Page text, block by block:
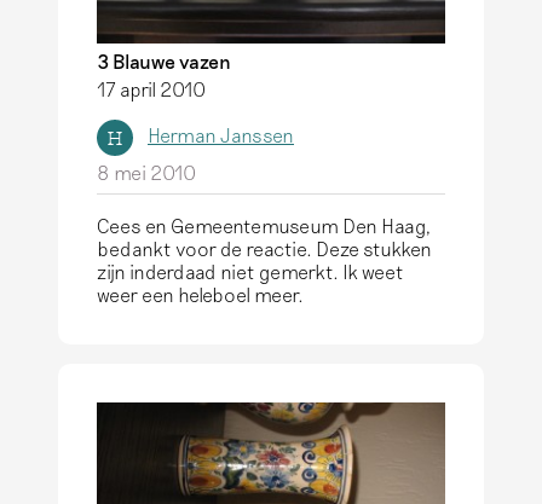
3 Blauwe vazen
17 april 2010
H
Herman Janssen
8 mei 2010
Cees en Gemeentemuseum Den Haag,
bedankt voor de reactie. Deze stukken
zijn inderdaad niet gemerkt. Ik weet
weer een heleboel meer.